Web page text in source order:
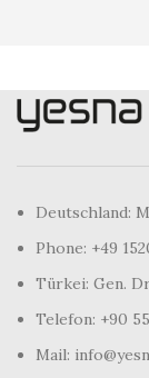
Deutschland:
Phone: +49
Türkei: Gen.
Telefon: +90
Mail: